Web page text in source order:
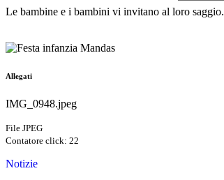
Le bambine e i bambini vi invitano al loro saggio.
Allegati
IMG_0948.jpeg
File JPEG
Contatore click: 22
Notizie